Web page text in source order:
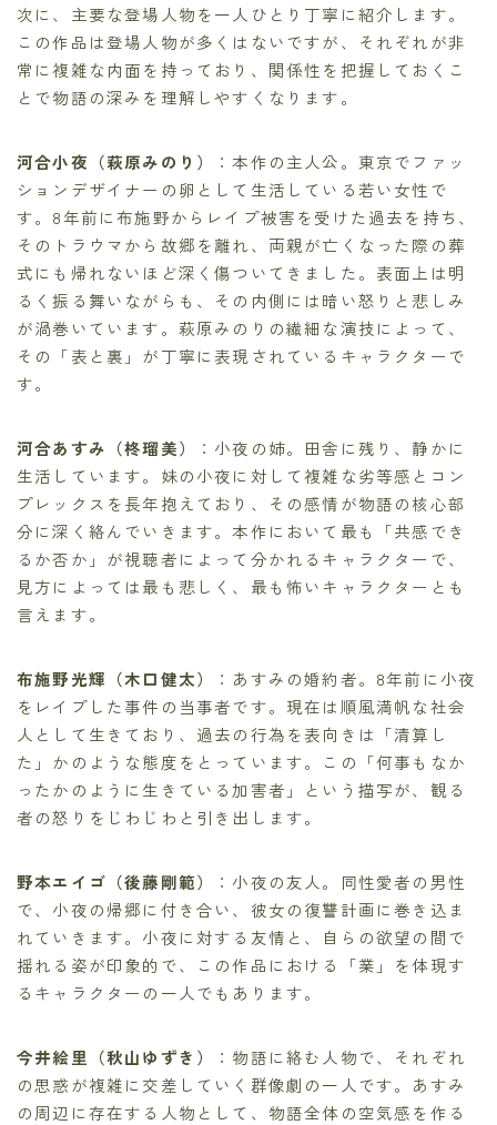
次に、主要な登場人物を一人ひとり丁寧に紹介します。
この作品は登場人物が多くはないですが、それぞれが非
常に複雑な内面を持っており、関係性を把握しておくこ
とで物語の深みを理解しやすくなります。
河合小夜（萩原みのり）
：本作の主人公。東京でファッ
ションデザイナーの卵として生活している若い女性で
す。8年前に布施野からレイプ被害を受けた過去を持ち、
そのトラウマから故郷を離れ、両親が亡くなった際の葬
式にも帰れないほど深く傷ついてきました。表面上は明
るく振る舞いながらも、その内側には暗い怒りと悲しみ
が渦巻いています。萩原みのりの繊細な演技によって、
その「表と裏」が丁寧に表現されているキャラクターで
す。
河合あすみ（柊瑠美）
：小夜の姉。田舎に残り、静かに
生活しています。妹の小夜に対して複雑な劣等感とコン
プレックスを長年抱えており、その感情が物語の核心部
分に深く絡んでいきます。本作において最も「共感でき
るか否か」が視聴者によって分かれるキャラクターで、
見方によっては最も悲しく、最も怖いキャラクターとも
言えます。
布施野光輝（木口健太）
：あすみの婚約者。8年前に小夜
をレイプした事件の当事者です。現在は順風満帆な社会
人として生きており、過去の行為を表向きは「清算し
た」かのような態度をとっています。この「何事もなか
ったかのように生きている加害者」という描写が、観る
者の怒りをじわじわと引き出します。
野本エイゴ（後藤剛範）
：小夜の友人。同性愛者の男性
で、小夜の帰郷に付き合い、彼女の復讐計画に巻き込ま
れていきます。小夜に対する友情と、自らの欲望の間で
揺れる姿が印象的で、この作品における「業」を体現す
るキャラクターの一人でもあります。
今井絵里（秋山ゆずき）
：物語に絡む人物で、それぞれ
の思惑が複雑に交差していく群像劇の一人です。あすみ
の周辺に存在する人物として、物語全体の空気感を作る